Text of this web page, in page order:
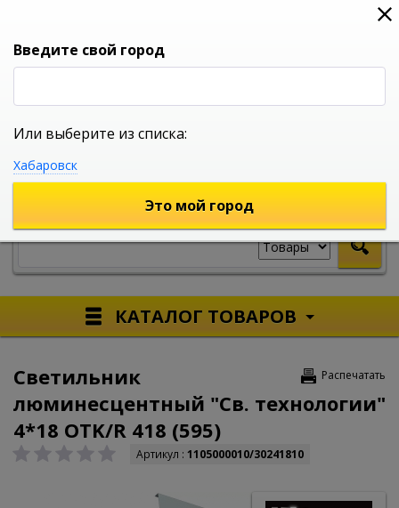
0
УНИВЕРСАЛЬНЫЙ ИНТЕРНЕТ МАГАЗИН
КАТАЛОГ ТОВАРОВ
Распечатать
Светильник
люминесцентный "Св. технологии"
4*18 OTK/R 418 (595)
Артикул : 1105000010/30241810
Введите свой город
Или выберите из списка:
Хабаровск
Это мой город